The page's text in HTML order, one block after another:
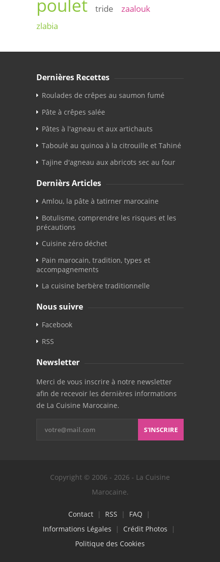
poulet
tride
zaalouk
zlabia
Dernières Recettes
Roulades de crêpes au saumon fumé
Pâte à crêpes salée
Pâtes à l'agneau et aux artichauts
Taboulé au quinoa à la citrouille et Tahiné
Tajine d'agneau aux abricots sec au four
Dernièrs Articles
Amlou, la pâte à tatirner marocaine
Botulisme, comprendre les risques et les
précautions
Cuisine zéro déchet
Pain marocain, tradition, types et
accompagnements
La cuisine berbère traditionnelle
Nous suivre
Facebook
RSS
Newsletter
Merci de vous inscrire à notre newsletter
afin de recevoir les dernières informations
de La Cuisine Marocaine.
S'INSCRIRE
Copyright © 2006 - 2026 - La Cuisine
Marocaine.
Contact| RSS | FAQ |
Informations Légales | Crédit Photos |
Politique des Cookies